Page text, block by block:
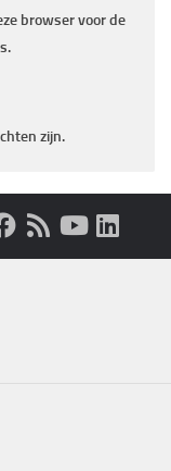
browser voor de
zijn.